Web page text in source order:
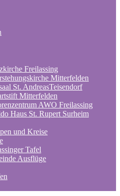
Freilassing
Mitterfelden
St. AndreasTeisendorf
Mitterfelden
AWO Freilassing
Haus St. Rupert Surheim
und Kreise
Tafel
Ausflüge